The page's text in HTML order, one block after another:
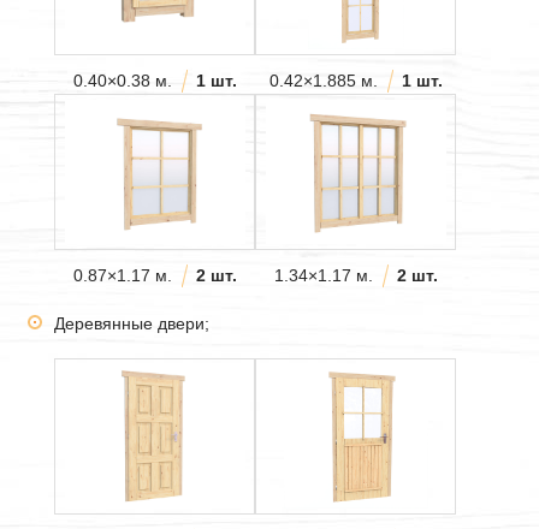
0.40×0.38 м. 1 шт. 0.42×1.885 м. 1 шт.
0.87×1.17 м. 2 шт. 1.34×1.17 м. 2 шт.
Деревянные двери;